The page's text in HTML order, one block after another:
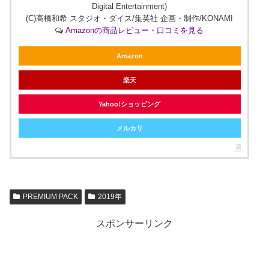
Digital Entertainment)
(C)高橋和希 スタジオ・ダイス/集英社 企画・制作/KONAMI
Amazonの商品レビュー・口コミを見る
Amazon
楽天
Yahoo!ショッピング
メルカリ
PREMIUM PACK 2019年
スポンサーリンク